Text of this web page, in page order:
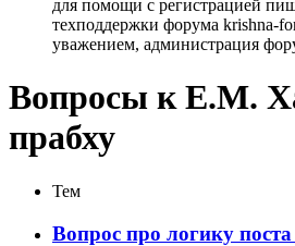
для помощи с регистрацией
техподдержки форума krishna-
уважением, администрация
Вопросы к Е.М.
прабху
Тем
Вопрос про логику